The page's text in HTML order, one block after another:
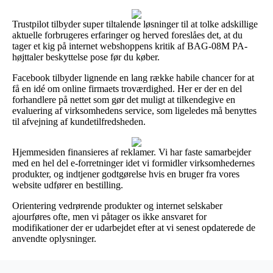
Trustpilot tilbyder super tiltalende løsninger til at tolke adskillige
aktuelle forbrugeres erfaringer og herved foreslåes det, at du
tager et kig på internet webshoppens kritik af BAG-08M PA-
højttaler beskyttelse pose før du køber.
Facebook tilbyder lignende en lang række habile chancer for at
få en idé om online firmaets troværdighed. Her er der en del
forhandlere på nettet som gør det muligt at tilkendegive en
evaluering af virksomhedens service, som ligeledes må benyttes
til afvejning af kundetilfredsheden.
Hjemmesiden finansieres af reklamer. Vi har faste samarbejder
med en hel del e-forretninger idet vi formidler virksomhedernes
produkter, og indtjener godtgørelse hvis en bruger fra vores
website udfører en bestilling.
Orientering vedrørende produkter og internet selskaber
ajourføres ofte, men vi påtager os ikke ansvaret for
modifikationer der er udarbejdet efter at vi senest opdaterede de
anvendte oplysninger.